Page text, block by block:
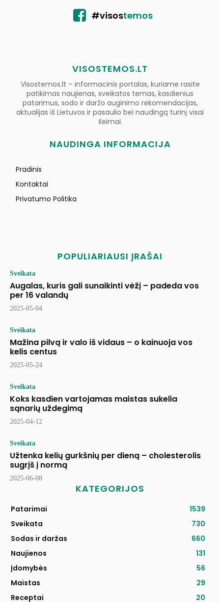
#visostemos
VISOSTEMOS.LT
Visostemos.lt – informacinis portalas, kuriame rasite
patikimas naujienas, sveikatos temas, kasdienius
patarimus, sodo ir daržo auginimo rekomendacijas,
aktualijas iš Lietuvos ir pasaulio bei naudingą turinį visai
šeimai.
NAUDINGA INFORMACIJA
Pradinis
Kontaktai
Privatumo Politika
POPULIARIAUSI ĮRAŠAI
Sveikata
Augalas, kuris gali sunaikinti vėžį – padeda vos
per 16 valandų
2025-05-04
Sveikata
Mažina pilvą ir valo iš vidaus – o kainuoja vos
kelis centus
2025-05-24
Sveikata
Koks kasdien vartojamas maistas sukelia
sąnarių uždegimą
2025-04-12
Sveikata
Užtenka kelių gurkšnių per dieną – cholesterolis
sugrįš į normą
2025-06-08
KATEGORIJOS
Patarimai
1539
Sveikata
730
Sodas ir daržas
660
Naujienos
131
Įdomybės
56
Maistas
29
Receptai
20